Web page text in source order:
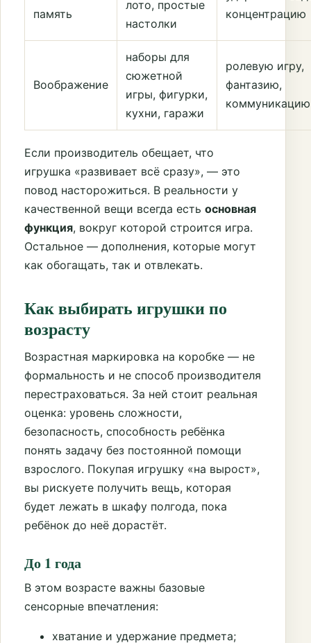
память
лото, простые
настолки
концентрацию
Воображение
наборы для
сюжетной
игры, фигурки,
кухни, гаражи
ролевую игру,
фантазию,
коммуникацию
Если производитель обещает, что
игрушка «развивает всё сразу», — это
повод насторожиться. В реальности у
качественной вещи всегда есть основная
функция, вокруг которой строится игра.
Остальное — дополнения, которые могут
как обогащать, так и отвлекать.
Как выбирать игрушки по
возрасту
Возрастная маркировка на коробке — не
формальность и не способ производителя
перестраховаться. За ней стоит реальная
оценка: уровень сложности,
безопасность, способность ребёнка
понять задачу без постоянной помощи
взрослого. Покупая игрушку «на вырост»,
вы рискуете получить вещь, которая
будет лежать в шкафу полгода, пока
ребёнок до неё дорастёт.
До 1 года
В этом возрасте важны базовые
сенсорные впечатления:
хватание и удержание предмета;